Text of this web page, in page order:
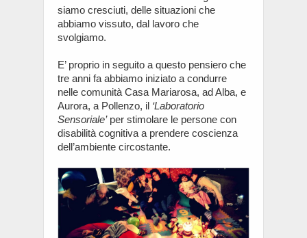
siamo cresciuti, delle situazioni che
abbiamo vissuto, dal lavoro che
svolgiamo.
E’ proprio in seguito a questo pensiero che
tre anni fa abbiamo iniziato a condurre
nelle comunità Casa Mariarosa, ad Alba, e
Aurora, a Pollenzo, il ‘Laboratorio
Sensoriale’per stimolare le persone con
disabilità cognitiva a prendere coscienza
dell’ambiente circostante.